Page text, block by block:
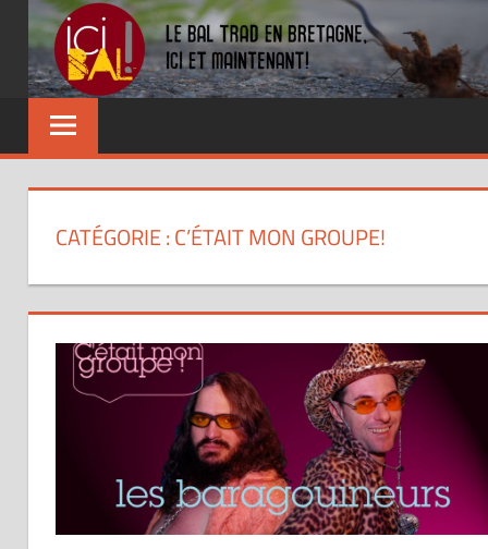
content
Dansez
partout
CATÉGORIE : C’ÉTAIT MON GROUPE!